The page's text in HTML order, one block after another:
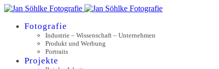
Fotografie
Industrie – Wissenschaft – Unternehmen
Produkt und Werbung
Portraits
Projekte